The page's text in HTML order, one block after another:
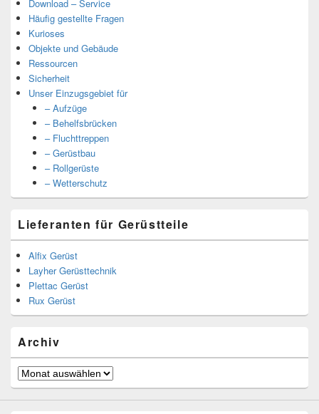
Download – Service
Häufig gestellte Fragen
Kurioses
Objekte und Gebäude
Ressourcen
Sicherheit
Unser Einzugsgebiet für
– Aufzüge
– Behelfsbrücken
– Fluchttreppen
– Gerüstbau
– Rollgerüste
– Wetterschutz
Lieferanten für Gerüstteile
Alfix Gerüst
Layher Gerüsttechnik
Plettac Gerüst
Rux Gerüst
Archiv
Archiv